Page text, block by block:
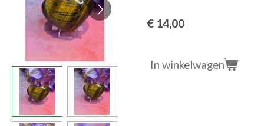
€ 14,00
In winkelwagen